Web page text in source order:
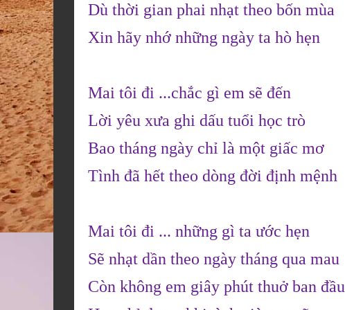
Dù thời gian phai nhạt theo bốn mùa
Xin hãy nhớ những ngày ta hò hẹn
Mai tôi đi ...chắc gì em sẽ đến
Lời yêu xưa ghi dấu tuổi học trò
Bao tháng ngày chỉ là một giấc mơ
Tình đã hết theo dòng đời định mệnh
Mai tôi đi ... những gì ta ước hẹn
Sẽ nhạt dần theo ngày tháng qua mau
Còn không em giây phút thuở ban đầu